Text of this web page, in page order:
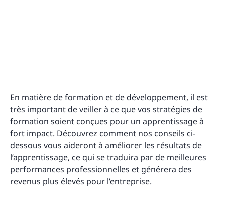
En matière de formation et de développement, il est
très important de veiller à ce que vos stratégies de
formation soient conçues pour un apprentissage à
fort impact. Découvrez comment nos conseils ci-
dessous vous aideront à améliorer les résultats de
l’apprentissage, ce qui se traduira par de meilleures
performances professionnelles et générera des
revenus plus élevés pour l’entreprise.